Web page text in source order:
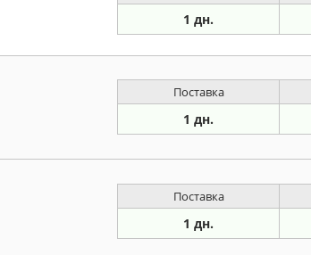
1 дн.
Поставка
1 дн.
Поставка
1 дн.